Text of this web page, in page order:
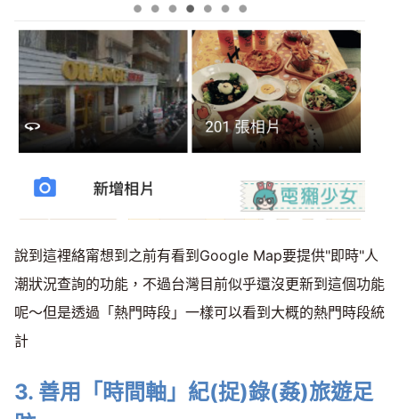
說到這裡絡甯想到之前有看到Google Map要提供"即時"人
潮狀況查詢的功能，不過台灣目前似乎還沒更新到這個功能
呢～但是透過「熱門時段」一樣可以看到大概的熱門時段統
計
3. 善用「時間軸」紀(捉)錄(姦)旅遊足